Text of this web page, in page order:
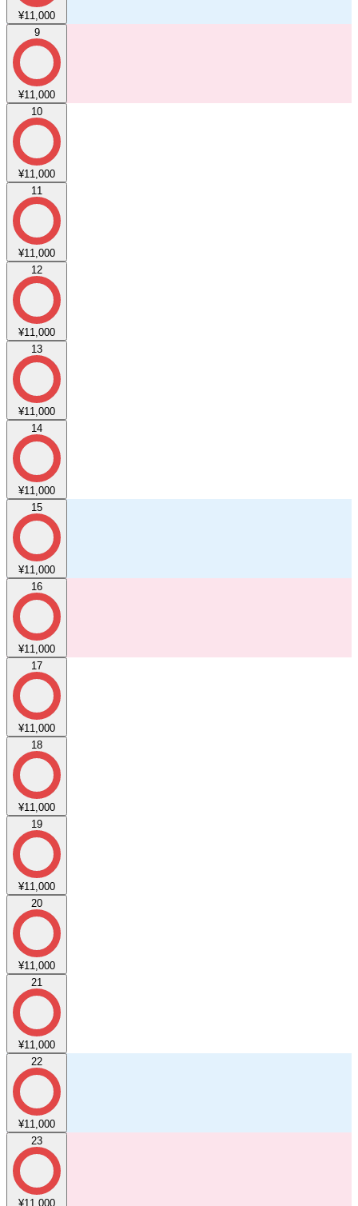
¥11,000
9
¥11,000
10
¥11,000
11
¥11,000
12
¥11,000
13
¥11,000
14
¥11,000
15
¥11,000
16
¥11,000
17
¥11,000
18
¥11,000
19
¥11,000
20
¥11,000
21
¥11,000
22
¥11,000
23
¥11,000